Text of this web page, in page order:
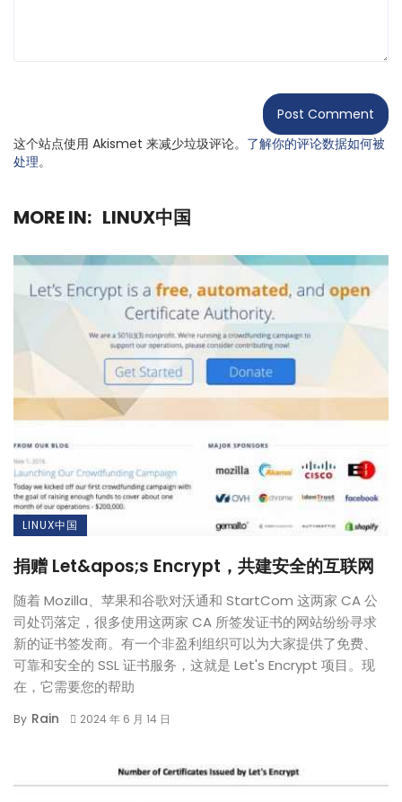
这个站点使用 Akismet 来减少垃圾评论。 了解你的评论数据如何被
处理。
MORE IN: LINUX中国
LINUX中国
捐赠 Let&apos;s Encrypt，共建安全的互联网
随着 Mozilla、苹果和谷歌对沃通和 StartCom 这两家 CA 公
司处罚落定，很多使用这两家 CA 所签发证书的网站纷纷寻求
新的证书签发商。有一个非盈利组织可以为大家提供了免费、
可靠和安全的 SSL 证书服务，这就是 Let's Encrypt 项目。现
在，它需要您的帮助
By Rain 2024 年 6 月 14 日